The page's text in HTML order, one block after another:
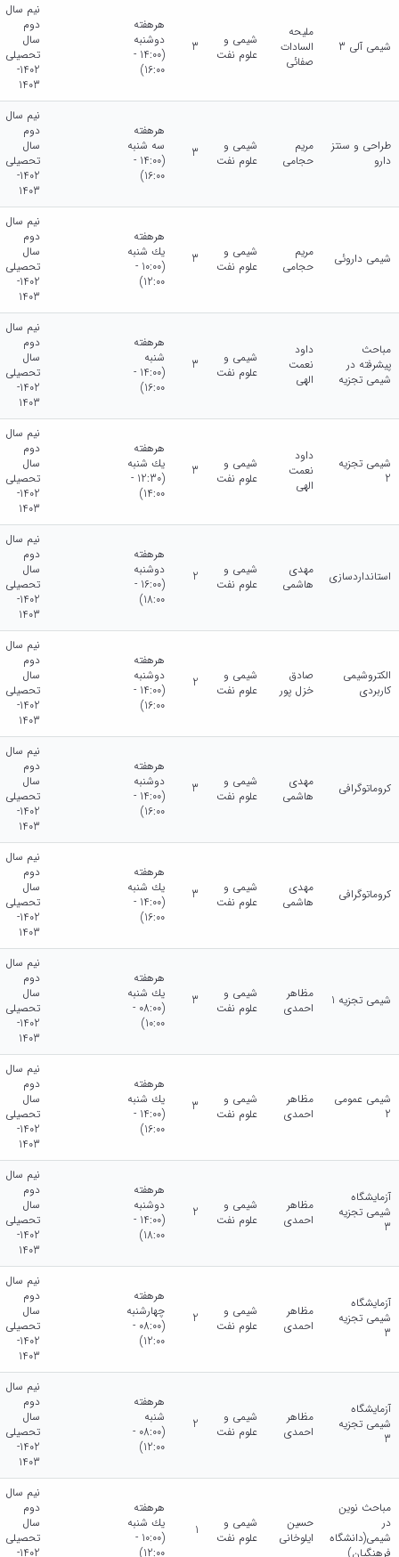
شیمی آلی 3
ملیحه
السادات
صفائی
شیمی و
علوم نفت
3
هرهفته
دوشنبه
(14:00 -
16:00)
نیم سال
دوم
سال
تحصیلی
1402-
1403
طراحی و سنتز
دارو
مریم
حجامی
شیمی و
علوم نفت
3
هرهفته
سه شنبه
(14:00 -
16:00)
نیم سال
دوم
سال
تحصیلی
1402-
1403
شیمی داروئی
مریم
حجامی
شیمی و
علوم نفت
3
هرهفته
يك شنبه
(10:00 -
12:00)
نیم سال
دوم
سال
تحصیلی
1402-
1403
مباحث
پیشرفته در
شیمی تجزیه
داود
نعمت
الهی
شیمی و
علوم نفت
3
هرهفته
شنبه
(14:00 -
16:00)
نیم سال
دوم
سال
تحصیلی
1402-
1403
شیمی تجزیه
2
داود
نعمت
الهی
شیمی و
علوم نفت
3
هرهفته
يك شنبه
(12:30 -
14:00)
نیم سال
دوم
سال
تحصیلی
1402-
1403
استانداردسازی
مهدی
هاشمی
شیمی و
علوم نفت
2
هرهفته
دوشنبه
(16:00 -
18:00)
نیم سال
دوم
سال
تحصیلی
1402-
1403
الکتروشیمی
کاربردی
صادق
خزل پور
شیمی و
علوم نفت
2
هرهفته
دوشنبه
(14:00 -
16:00)
نیم سال
دوم
سال
تحصیلی
1402-
1403
کروماتوگرافی
مهدی
هاشمی
شیمی و
علوم نفت
3
هرهفته
دوشنبه
(14:00 -
16:00)
نیم سال
دوم
سال
تحصیلی
1402-
1403
کروماتوگرافی
مهدی
هاشمی
شیمی و
علوم نفت
3
هرهفته
يك شنبه
(14:00 -
16:00)
نیم سال
دوم
سال
تحصیلی
1402-
1403
شیمی تجزیه 1
مظاهر
احمدی
شیمی و
علوم نفت
3
هرهفته
يك شنبه
(08:00 -
10:00)
نیم سال
دوم
سال
تحصیلی
1402-
1403
شیمی عمومی
2
مظاهر
احمدی
شیمی و
علوم نفت
3
هرهفته
يك شنبه
(14:00 -
16:00)
نیم سال
دوم
سال
تحصیلی
1402-
1403
آزمایشگاه
شیمی تجزیه
3
مظاهر
احمدی
شیمی و
علوم نفت
2
هرهفته
دوشنبه
(14:00 -
18:00)
نیم سال
دوم
سال
تحصیلی
1402-
1403
آزمایشگاه
شیمی تجزیه
3
مظاهر
احمدی
شیمی و
علوم نفت
2
هرهفته
چهارشنبه
(08:00 -
12:00)
نیم سال
دوم
سال
تحصیلی
1402-
1403
آزمایشگاه
شیمی تجزیه
3
مظاهر
احمدی
شیمی و
علوم نفت
2
هرهفته
شنبه
(08:00 -
12:00)
نیم سال
دوم
سال
تحصیلی
1402-
1403
مباحث نوین
در
شیمی(دانشگاه
فرهنگیان)
حسین
ایلوخانی
شیمی و
علوم نفت
1
هرهفته
يك شنبه
(10:00 -
12:00)
نیم سال
دوم
سال
تحصیلی
1402-